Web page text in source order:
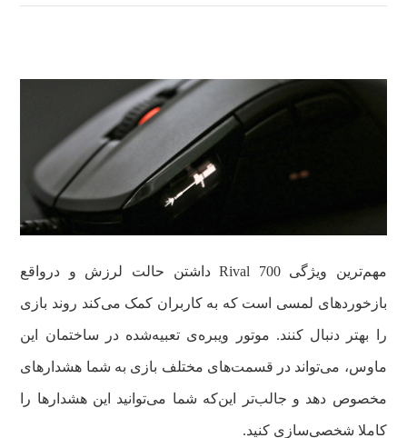
مهم‌ترین ویژگی‌ Rival 700 داشتن حالت لرزش و درواقع
بازخوردهای لمسی است که به کاربران کمک می‌کند روند بازی
را بهتر دنبال کنند. موتور ویبره‌ی تعبیه‌شده در ساختمان این
ماوس، می‌تواند در قسمت‌های مختلف بازی به شما هشدارهای
مخصوص دهد و جالب‌تر این‌که شما می‌توانید این هشدارها را
کاملا شخصی‌سازی کنید.